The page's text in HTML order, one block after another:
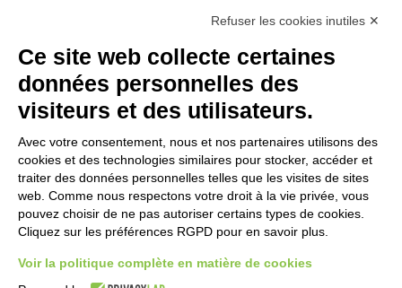
Voulez-vous être un distributeur GEM?
Refuser les cookies inutiles ✕
Ce site web collecte certaines
données personnelles des
visiteurs et des utilisateurs.
Avec votre consentement, nous et nos partenaires utilisons des
cookies et des technologies similaires pour stocker, accéder et
traiter des données personnelles telles que les visites de sites
web. Comme nous respectons votre droit à la vie privée, vous
pouvez choisir de ne pas autoriser certains types de cookies.
Cliquez sur les préférences RGPD pour en savoir plus.
Voir la politique complète en matière de cookies